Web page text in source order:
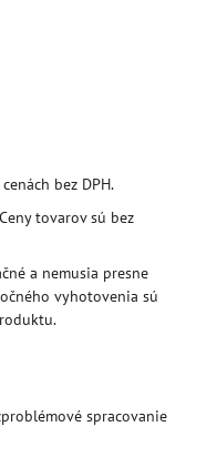
bez DPH.
tovarov sú bez
a nemusia presne
vyhotovenia sú
spracovanie